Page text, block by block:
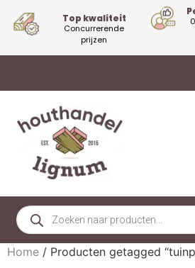
Top kwaliteit
Concurrerende
prijzen
Home / Producten getagged